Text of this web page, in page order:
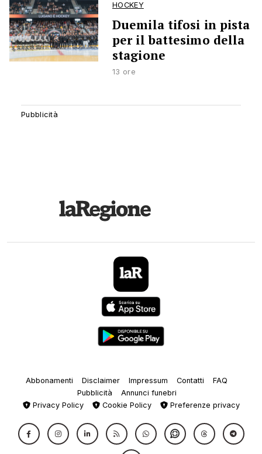
HOCKEY
Duemila tifosi in pista
per il battesimo della
stagione
13 ore
Abbonamenti Disclaimer Impressum Contatti
FAQ
Pubblicità
Annunci funebri
Privacy Policy
Cookie Policy Preferenze privacy